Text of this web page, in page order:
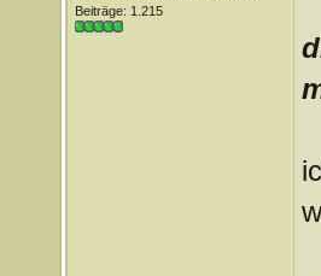
Beiträge: 1.215